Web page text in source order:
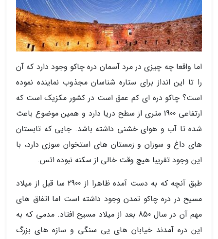
اما واقعا چه چیزی در مرد آسمان دره چاکو وجود دارد که آن
را تا این انداز برای ستاره شناسان مجذوب نماینده نموده
است؟ چاکو دره ای کم عمق است در کشور مکزیک است که
ارتفاعی 1900 متری از سطح دریا دارد و همین موضوع باعث
شده تا آب و هوای خشنی داشته باشد. جایی که تابستان
های داغ و سوزان و زمستان های استخوان سوزی دارد، با
این وجود تقریبا هیچ وقت خالی از سکنه نبوده اتس.
طبق آنچه که به دست آمده ظاهرا از 2900 سا قبل از میلاد
مسیح در دره چاکو تمدن وجود داشته است اما اتفاق های
مهم آن در سال 850 بعد از میلاد مسیح افتاد. مدمی که به
این دره آمدند خیابان های یی سنگی و سازه های بزرگ